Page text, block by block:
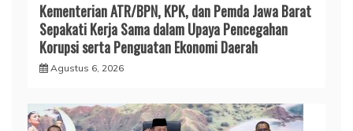
Kementerian ATR/BPN, KPK, dan Pemda Jawa Barat
Sepakati Kerja Sama dalam Upaya Pencegahan
Korupsi serta Penguatan Ekonomi Daerah
Agustus 6, 2026